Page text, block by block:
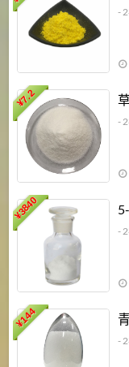
-
¥
7.2
-
¥
3840
-
¥
144
-